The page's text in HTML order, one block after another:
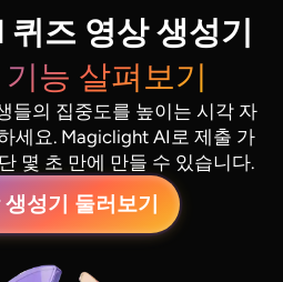
즈 영상 생성기
능 살펴보기
들의 집중도를 높이는 시각 자
세요. Magiclight AI로 제출 가
몇 초 만에 만들 수 있습니다.
성기 둘러보기